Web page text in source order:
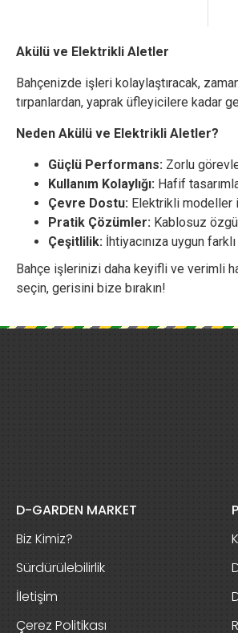
Akülü ve Elektrikli Aletler
Bahçenizde işleri kolaylaştıracak,
tırpanlardan, yaprak üfleyicilere kadar
Neden Akülü ve Elektrikli Aletler?
Güçlü Performans: Zorlu
Kullanım Kolaylığı: Hafif
Çevre Dostu: Elektrikli modeller
Pratik Çözümler: Kablosuz
Çeşitlilik: İhtiyacınıza uygun
Bahçe işlerinizi daha keyifli ve verimli
seçin, gerisini bize bırakın!
D-GARDEN MARKET
Biz Kimiz?
Sürdürülebilirlik
İletişim
Çerez Politikası